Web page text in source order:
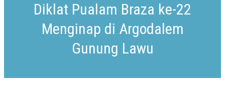
Diklat Pualam Braza ke-22
Menginap di Argodalem
Gunung Lawu